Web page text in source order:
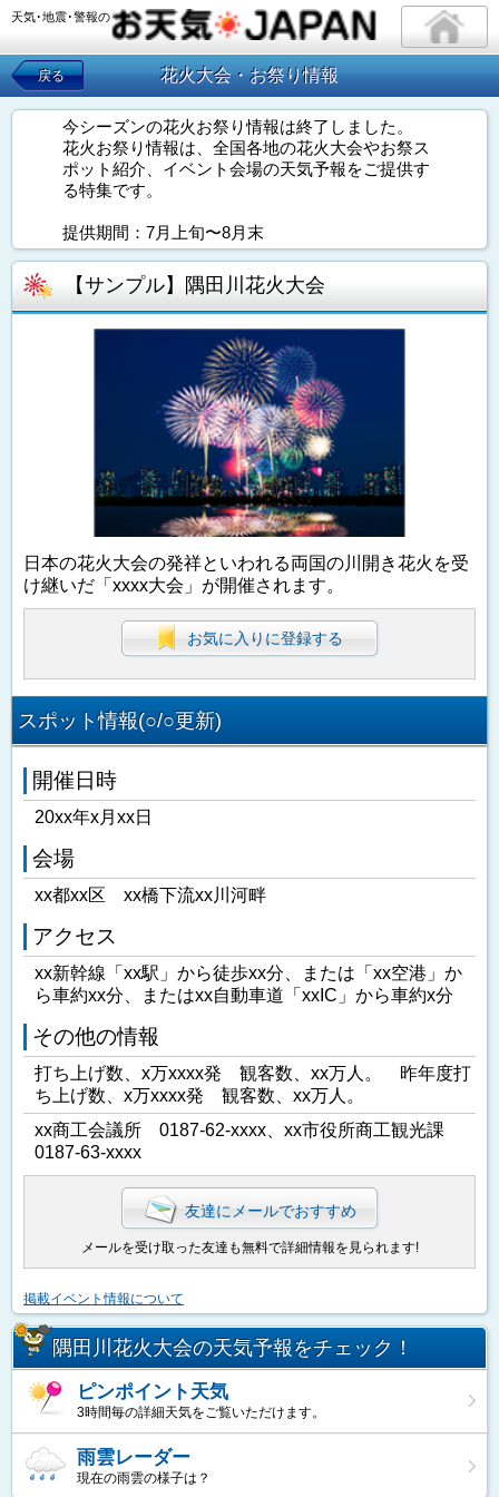
天気･地震･警報の
戻る 花火大会・お祭り情報
今シーズンの花火お祭り情報は終了しました。
花火お祭り情報は、全国各地の花火大会やお祭ス
ポット紹介、イベント会場の天気予報をご提供す
る特集です。
提供期間：7月上旬〜8月末
【サンプル】隅田川花火大会
日本の花火大会の発祥といわれる両国の川開き花火を受
け継いだ「xxxx大会」が開催されます。
お気に入りに登録する
スポット情報(○/○更新)
開催日時
20xx年x月xx日
会場
xx都xx区 xx橋下流xx川河畔
アクセス
xx新幹線「xx駅」から徒歩xx分、または「xx空港」か
ら車約xx分、またはxx自動車道「xxIC」から車約x分
その他の情報
打ち上げ数、x万xxxx発 観客数、xx万人。 昨年度打
ち上げ数、x万xxxx発 観客数、xx万人。
xx商工会議所 0187-62-xxxx、xx市役所商工観光課
0187-63-xxxx
友達にメールでおすすめ
メールを受け取った友達も無料で詳細情報を見られます!
掲載イベント情報について
隅田川花火大会の天気予報をチェック！
ピンポイント天気
3時間毎の詳細天気をご覧いただけます。
雨雲レーダー
現在の雨雲の様子は？